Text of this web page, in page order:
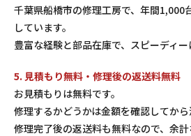
千葉県船橋市の修理工房で、年間1,000
しています。
豊富な経験と部品在庫で、スピーディー
5. 見積もり無料・修理後の返送料無料
お見積もりは無料です。
修理するかどうかは金額を確認してから
修理完了後の返送料も無料なので、余計